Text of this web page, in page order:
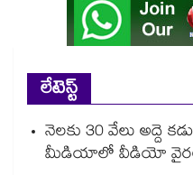
లేటెస్ట్
నెలకు 30 వేలు అద్దె
మీడియాలో వీడియో